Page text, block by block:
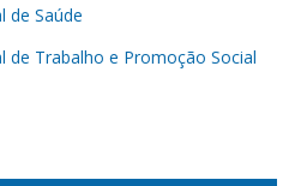
de Saúde
de Trabalho e Promoção Social